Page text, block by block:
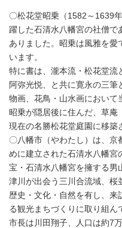
〇松花堂昭乗（1582～1639
躍した石清水八幡宮の社僧で
ありました。昭乗は風雅を愛
います。
特に書は、瀧本流・松花堂流
阿弥光悦、と共に寛永の三筆
物画、花鳥・山水画において
昭乗が隠居後に住んだ、草
現在の名勝松花堂庭園に移築
〇八幡市（やわたし）は、京
めに建立された石清水八幡宮
宝・石清水八幡宮を擁する男
津川が出会う三川合流域、桜
歴史・文化・自然を有し、来
る観光まちづくりに取り組ん
市長は川田翔子、人口は約7